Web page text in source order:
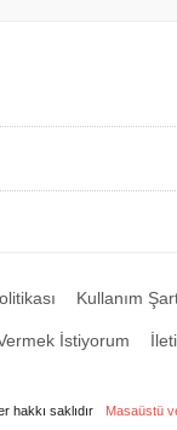
Kullanım
İstiyorum
hakkı saklıdır Masaüstü